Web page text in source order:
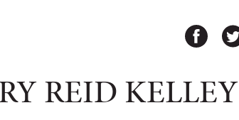
REID KELLEY